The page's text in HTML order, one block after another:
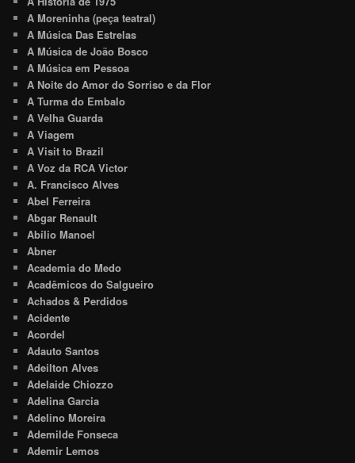
A Moreninha (peça teatral)
A Música Das Estrelas
A Música de João Bosco
A Música em Pessoa
A Noite do Amor do Sorriso e da Flor
A Turma do Embalo
A Velha Guarda
A Viagem
A Visit to Brazil
A Voz da RCA Victor
A. Francisco Alves
Abel Ferreira
Abgar Renault
Abílio Manoel
Abner
Academia do Medo
Acadêmicos do Salgueiro
Achados & Perdidos
Acidente
Acordel
Adauto Santos
Adeilton Alves
Adelaide Chiozzo
Adelina Garcia
Adelino Moreira
Ademilde Fonseca
Ademir Lemos